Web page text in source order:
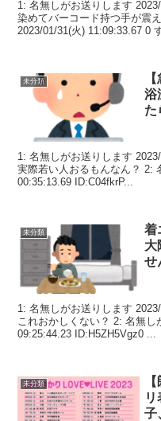
1: 名無しがお送りします 2023/01/31(火) 11:06:21.74 0 ピンク色に頬
染めてバーコード持つ手が震
未分類
浴
た
1: 名無しがお送りします 2023/01/28(土) 00:34:46.28 ID:C04fkrPEM
実際若い人おるもんなん？ 2: 名無し
00:35:13.69 ID:C04fkrP...
未分類
着
大
せ
1: 名無しがお送りします 2023/02/04(土) 09:24:54.62 ID:goxJbH2v0
これおかしくない？ 2: 名無しがお送り
09:25:44.23 ID:H5ZH5Vgz0 ...
未分類
子